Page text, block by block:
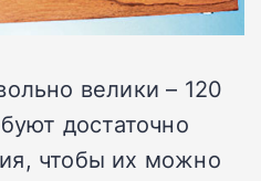
велики – 120
достаточно
чтобы их можно